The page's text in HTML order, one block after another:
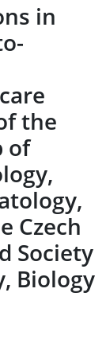
in
the
of
Czech
Society
Biology